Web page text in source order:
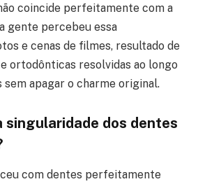
coincide perfeitamente com a
gente percebeu essa
e cenas de filmes, resultado de
ortodônticas resolvidas ao longo
sem apagar o charme original.
singularidade dos dentes
com dentes perfeitamente